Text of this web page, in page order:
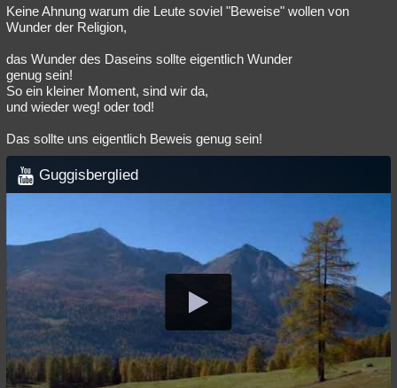
Keine Ahnung warum die Leute soviel "Beweise" wollen von
Wunder der Religion,
das Wunder des Daseins sollte eigentlich Wunder
genug sein!
So ein kleiner Moment, sind wir da,
und wieder weg! oder tod!
Das sollte uns eigentlich Beweis genug sein!
Guggisberglied